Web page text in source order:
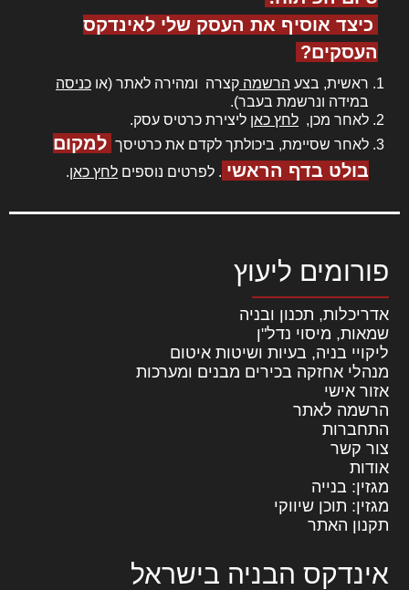
כיצד אוסיף את העסק שלי לאינדקס
העסקים?
ראשית, בצע הרשמה קצרה ומהירה לאתר (או כניסה
במידה ונרשמת בעבר).
לאחר מכן, לחץ כאן ליצירת כרטיס עסק.
לאחר שסיימת, ביכולתך לקדם את כרטיסך למקום
בולט בדף הראשי . לפרטים נוספים לחץ כאן.
פורומים ליעוץ
אדריכלות, תכנון ובניה
שמאות, מיסוי נדל"ן
ליקויי בניה, בעיות ושיטות איטום
מנהלי אחזקה בכירים מבנים ומערכות
אזור אישי
הרשמה לאתר
התחברות
צור קשר
אודות
מגזין: בנייה
מגזין: תוכן שיווקי
תקנון האתר
אינדקס הבניה בישראל